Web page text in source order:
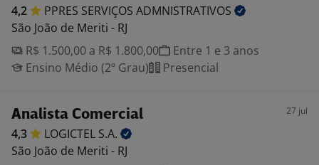
4,2 PPRES SERVIÇOS ADMNISTRATIVOS
São João de Meriti - RJ
R$ 1.500,00 a R$ 1.800,00
Entre 1 e 3 anos
Ensino Médio (2º Grau)
Presencial
Analista Comercial 27 jul
4,3 LOGICTEL S.A.
São João de Meriti - RJ